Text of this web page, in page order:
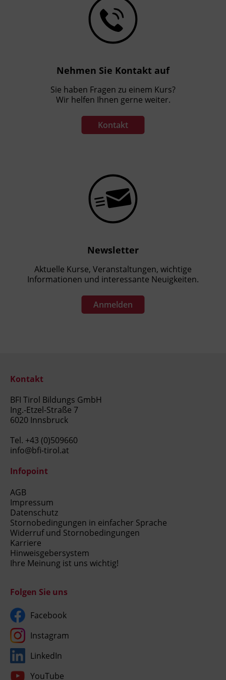
Nehmen Sie Kontakt auf
Sie haben Fragen zu einem Kurs?
Wir helfen Ihnen gerne weiter.
Kontakt
Newsletter
Aktuelle Kurse, Veranstaltungen, wichtige
Informationen und interessante Neuigkeiten.
Anmelden
Kontakt
BFI Tirol Bildungs GmbH
Ing.-Etzel-Straße 7
6020 Innsbruck
Tel. +43 (0)509660
info@bfi-tirol.at
Infopoint
AGB
Impressum
Datenschutz
Stornobedingungen in einfacher Sprache
Widerruf und Stornobedingungen
Karriere
Hinweisgebersystem
Ihre Meinung ist uns wichtig!
Folgen Sie uns
Facebook
Instagram
LinkedIn
YouTube